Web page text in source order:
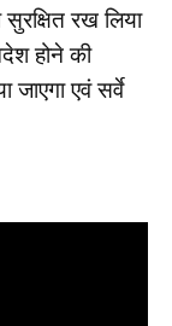
रख लिया
होने की
जाएगा एवं सर्वे